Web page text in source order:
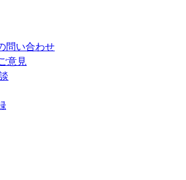
問い合わせ
意見